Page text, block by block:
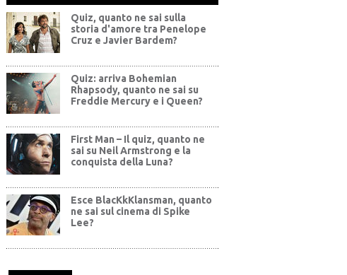
Quiz, quanto ne sai sulla
storia d'amore tra Penelope
Cruz e Javier Bardem?
Quiz: arriva Bohemian
Rhapsody, quanto ne sai su
Freddie Mercury e i Queen?
First Man – Il quiz, quanto ne
sai su Neil Armstrong e la
conquista della Luna?
Esce BlacKkKlansman, quanto
ne sai sul cinema di Spike
Lee?